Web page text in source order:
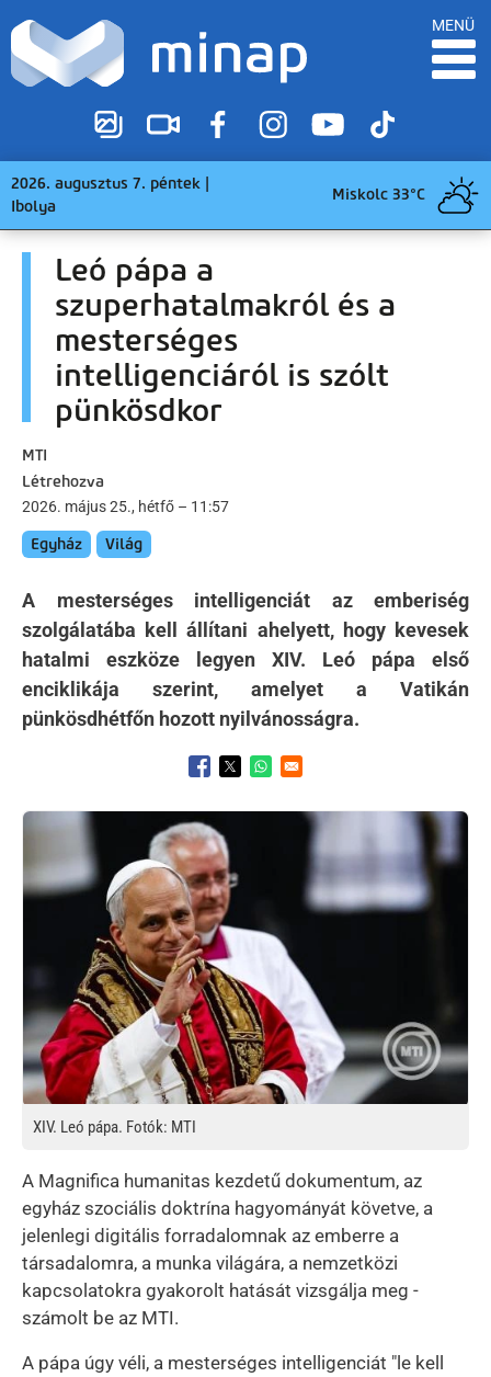
MENÜ
2026. augusztus 7. péntek |
Ibolya
Miskolc 33°C
Leó pápa a
szuperhatalmakról és a
mesterséges
intelligenciáról is szólt
pünkösdkor
MTI
Létrehozva
2026. május 25., hétfő – 11:57
Egyház Világ
A mesterséges intelligenciát az emberiség
szolgálatába kell állítani ahelyett, hogy kevesek
hatalmi eszköze legyen XIV. Leó pápa első
enciklikája szerint, amelyet a Vatikán
pünkösdhétfőn hozott nyilvánosságra.
Opens in a new window
Opens in a new window
Opens in a new window
Kép
XIV. Leó pápa. Fotók: MTI
A Magnifica humanitas kezdetű dokumentum, az
egyház szociális doktrína hagyományát követve, a
jelenlegi digitális forradalomnak az emberre a
társadalomra, a munka világára, a nemzetközi
kapcsolatokra gyakorolt hatását vizsgálja meg -
számolt be az MTI.
A pápa úgy véli, a mesterséges intelligenciát "le kell